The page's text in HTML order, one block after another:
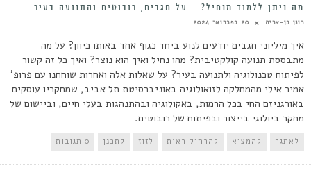
מה ניתן ללמוד מנחיל? – על חגבים, רובוטים והתנועה בעיר
רונן בן-אריה 20 בפברואר 2024
איך מיליוני חגבים יודעים לנוע ביחד כגוף אחד באותו כיוון? על מה
מתבססת תנועה קולקטיבית? מהו נחיל ואיך הוא נוצר? ואיך כל זה קשור
לפיתוח טכנולוגיה ולתנועה בעיר? על שאלות אלה ואחרות שוחחנו עם פרופ'
אמיר אילי מהמחלקה לזואולוגיה באוניברסיטת תל אביב, שמחקריו עוסקים
באורגניזם החי בכל הרמות, באקולוגיה ובהתנהגות בעלי חיים, וביישום של
מחקר ביולוגי בייצור ובפיתוח של רובוטים.
לאתגר להמציא להרחיק ראות לזוז לתכנן 0 תגובות